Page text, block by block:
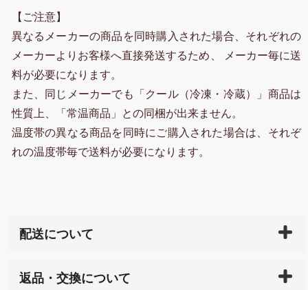
【ご注意】
異なるメーカーの商品を同時購入された場合、それぞれの
メーカーよりお客様へ直接発送するため、 メーカー毎に送
料が必要になります。
また、同じメーカーでも「クール（冷凍・冷蔵）」商品は
性質上、「常温商品」との同梱が出来ません。
温度帯の異なる商品を同時にご購入された場合は、それぞ
れの温度帯毎で送料が必要になります。
配送について
天ペイ」の方はご注文受付後）、 長崎県下全域に点在
返品・交換について